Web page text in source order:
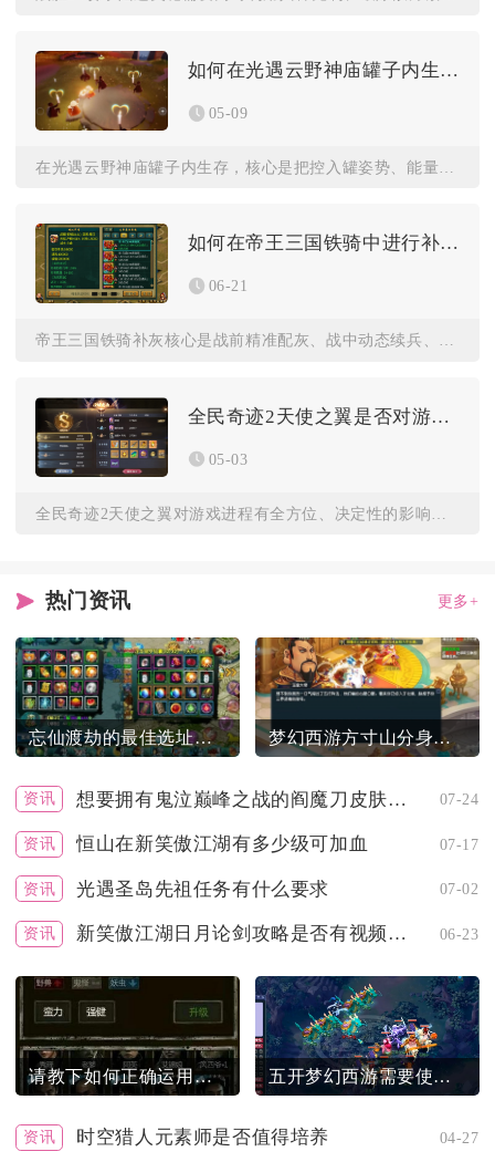
如何在光遇云野神庙罐子内生存
05-09
如何在帝王三国铁骑中进行补灰操作
06-21
帝王三国铁骑补灰核心是战前精准配灰、战中动态续兵、战后极速回...
全民奇迹2天使之翼是否对游戏进程有影响
05-03
热门资讯 更多+
忘仙渡劫的最佳选址如何选择 梦幻西游方寸山分身对战斗有何影响
资讯 想要拥有鬼泣巅峰之战的阎魔刀皮肤该怎么办 07-24
资讯 恒山在新笑傲江湖有多少级可加血 07-17
资讯 光遇圣岛先祖任务有什么要求 07-02
资讯 新笑傲江湖日月论剑攻略是否有视频教程 06-23
请教下如何正确运用长生劫精铁古印 五开梦幻西游需要使用什么宝宝
资讯 时空猎人元素师是否值得培养 04-27